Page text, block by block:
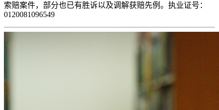
索赔案件，部分也已有胜诉以及调解获赔先例。执业证号：
0120081096549